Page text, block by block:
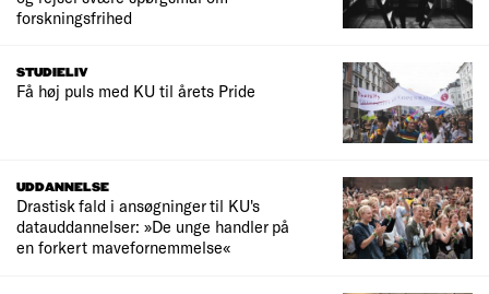
forskningsfrihed
STUDIELIV
Få høj puls med KU til årets Pride
UDDANNELSE
Drastisk fald i ansøgninger til KU's
datauddannelser: »De unge handler på
en forkert mavefornemmelse«